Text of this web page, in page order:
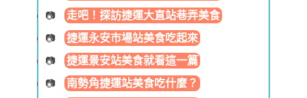
走吧！探訪捷運大直站巷弄美食
捷運永安市場站美食吃起來
捷運景安站美食就看這一篇
南勢角捷運站美食吃什麼？